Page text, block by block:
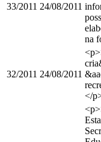
33/2011 24/08/2011
na
32/2011 24/08/2011
</